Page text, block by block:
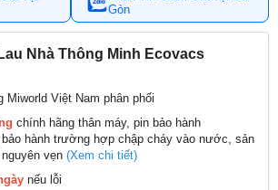
Gòn
Nhà Thông Minh Ecovacs
Miworld Việt Nam phân phối
chính hãng thân máy, pin bảo hành
bảo hành trường hợp chập cháy vào nước, sản
vẹn (Xem chi tiết)
nếu lỗi